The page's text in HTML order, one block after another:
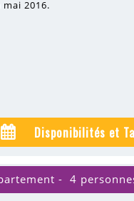
2016.
Disponibilités et
4